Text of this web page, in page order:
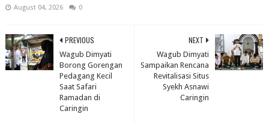
August 04, 2026 0
NEXT
Wagub Dimyati
Sampaikan Rencana
Revitalisasi Situs
Syekh Asnawi
Caringin
PREVIOUS
Wagub Dimyati
Borong Gorengan
Pedagang Kecil
Saat Safari
Ramadan di
Caringin